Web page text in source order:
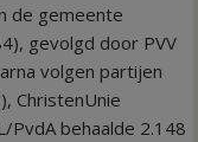
de gemeente
gevolgd door PVV
volgen partijen
ChristenUnie
PvdA behaalde 2.148